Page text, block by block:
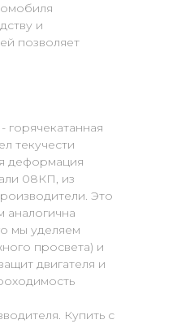
и
позволяет
горячекатанная
текучести
деформация
08КП, из
Это
аналогична
мы уделяем
просвета) и
двигателя и
Купить с